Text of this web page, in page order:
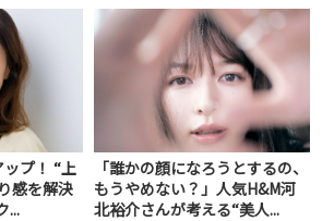
プ！ “上
感を解決
...
「誰かの顔になろうとするの、
もうやめない？」人気H&M河
北裕介さんが考える“美人...